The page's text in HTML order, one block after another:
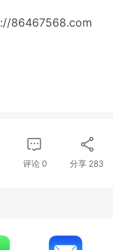
86467568.com
评论 0 分享 283